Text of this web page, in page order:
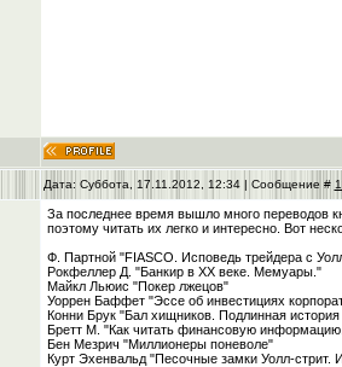
Дата: Суббота, 17.11.2012, 12:34 | Сообщение #
За последнее время вышло много переводов
поэтому читать их легко и интересно. Вот
Ф. Партной "FIASCO. Исповедь трейдера с
Рокфеллер Д. "Банкир в ХХ веке. Мемуары."
Майкл Льюис "Покер лжецов"
Уоррен Баффет "Эссе об инвестициях
Конни Брук "Бал хищников. Подлинная
Бретт М. "Как читать финансовую
Бен Мезрич "Миллионеры поневоле"
Курт Эхенвальд "Песочные замки Уолл-стрит.